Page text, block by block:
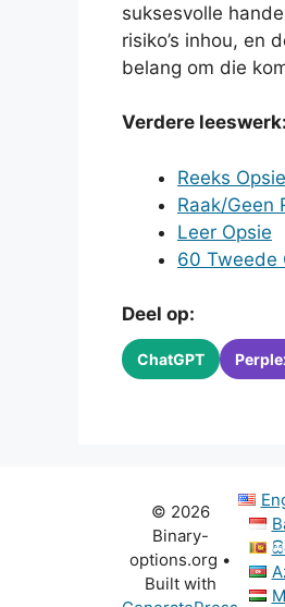
suksesvolle
risiko’s inhou, en
belang om die
Verdere leeswerk:
Reeks Opsie
Raak/Geen
Leer Opsie
60 Tweede
Deel op:
ChatGPT
© 2026
Binary-
options.org •
Built with